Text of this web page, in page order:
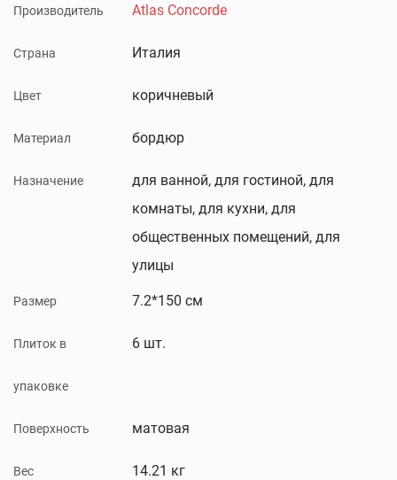
Производитель Atlas Concorde
Страна Италия
Цвет коричневый
Материал бордюр
Назначение
для ванной, для гостиной, для
комнаты, для кухни, для
общественных помещений, для
улицы
Размер 7.2*150 см
Плиток в
упаковке
6 шт.
Поверхность матовая
Вес 14.21 кг